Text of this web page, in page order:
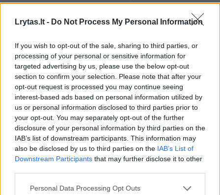
Lrytas.lt - Do Not Process My Personal Information
If you wish to opt-out of the sale, sharing to third parties, or
processing of your personal or sensitive information for
targeted advertising by us, please use the below opt-out
section to confirm your selection. Please note that after your
opt-out request is processed you may continue seeing
interest-based ads based on personal information utilized by
us or personal information disclosed to third parties prior to
your opt-out. You may separately opt-out of the further
disclosure of your personal information by third parties on the
IAB’s list of downstream participants. This information may
also be disclosed by us to third parties on the IAB’s List of
Downstream Participants that may further disclose it to other
Personal Data Processing Opt Outs
degalinėse galėtų padidėti apie 12 centų,
įskaitant PVM poveikį. Tačiau konkretūs kainų
produktų kainų tendencijų pasaulio rinkoje,
naftos perdirbėjų bei pardavėjų kainodaros ir
kitų veiksnių.
degalai Automobiliai dyzelinas Rodyti daugiau žymių
Komentuoti po šiuo straipsniu
Komentuoti gali tik Lrytas registruoti vartotojai.